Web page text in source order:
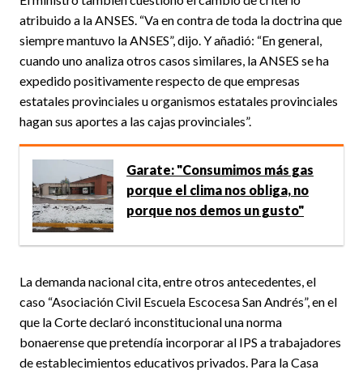
atribuido a la ANSES. “Va en contra de toda la doctrina que
siempre mantuvo la ANSES”, dijo. Y añadió: “En general,
cuando uno analiza otros casos similares, la ANSES se ha
expedido positivamente respecto de que empresas
estatales provinciales u organismos estatales provinciales
hagan sus aportes a las cajas provinciales”.
Garate: "Consumimos más gas
porque el clima nos obliga, no
porque nos demos un gusto"
La demanda nacional cita, entre otros antecedentes, el
caso “Asociación Civil Escuela Escocesa San Andrés”, en el
que la Corte declaró inconstitucional una norma
bonaerense que pretendía incorporar al IPS a trabajadores
de establecimientos educativos privados. Para la Casa